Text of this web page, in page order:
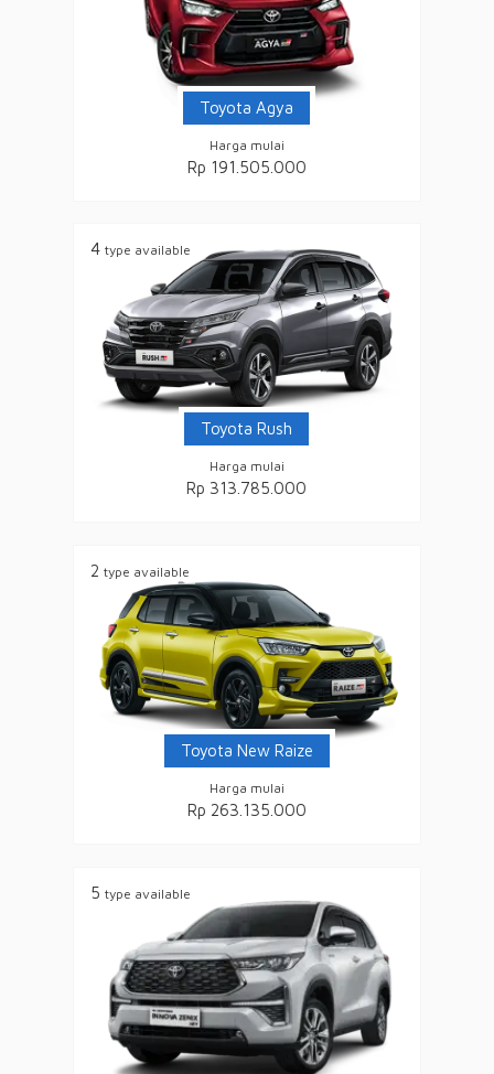
Toyota Agya
Harga mulai
Rp 191.505.000
4 type available
Toyota Rush
Harga mulai
Rp 313.785.000
2 type available
Toyota New Raize
Harga mulai
Rp 263.135.000
5 type available